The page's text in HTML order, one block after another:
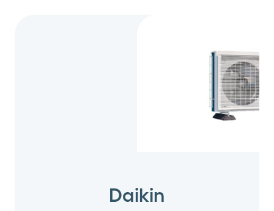
Daikin